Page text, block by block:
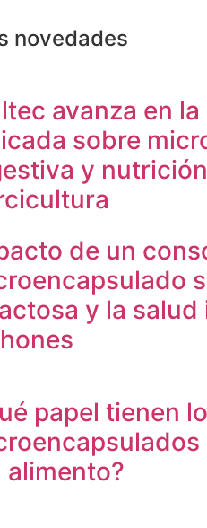
novedades
avanza en
sobre
y
de un
y la
papel tienen
alimento?